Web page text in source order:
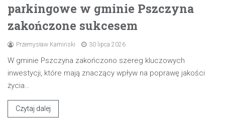
parkingowe w gminie Pszczyna
zakończone sukcesem
Przemysław Kamiński 30 lipca 2026
W gminie Pszczyna zakończono szereg kluczowych
inwestycji, które mają znaczący wpływ na poprawę jakości
życia…
Czytaj dalej